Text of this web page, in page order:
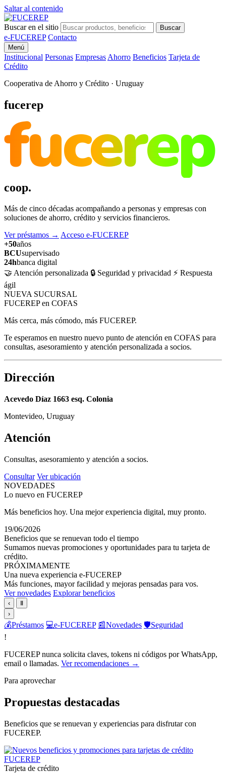
Saltar al contenido
Buscar en el sitio Buscar
e-FUCEREP Contacto
Menú
Institucional Personas Empresas Ahorro Beneficios Tarjeta de
Crédito
Cooperativa de Ahorro y Crédito · Uruguay
fucerep
fucerep
coop.
Más de cinco décadas acompañando a personas y empresas con
soluciones de ahorro, crédito y servicios financieros.
Ver préstamos → Acceso e-FUCEREP
+50años
BCUsupervisado
24hbanca digital
🤝 Atención personalizada 🔒 Seguridad y privacidad ⚡ Respuesta
ágil
NUEVA SUCURSAL
FUCEREP en COFAS
Más cerca, más cómodo, más FUCEREP.
Te esperamos en nuestro nuevo punto de atención en COFAS para
consultas, asesoramiento y atención personalizada a socios.
Dirección
Acevedo Díaz 1663 esq. Colonia
Montevideo, Uruguay
Atención
Consultas, asesoramiento y atención a socios.
Consultar Ver ubicación
NOVEDADES
Lo nuevo en FUCEREP
Más beneficios hoy. Una mejor experiencia digital, muy pronto.
19/06/2026
Beneficios que se renuevan todo el tiempo
Sumamos nuevas promociones y oportunidades para tu tarjeta de
crédito.
PRÓXIMAMENTE
Una nueva experiencia e-FUCEREP
Más funciones, mayor facilidad y mejoras pensadas para vos.
Ver novedades Explorar beneficios
‹
Ⅱ
›
💰Préstamos 💻e-FUCEREP 📰Novedades 🛡️Seguridad
!
FUCEREP nunca solicita claves, tokens ni códigos por WhatsApp,
email o llamadas. Ver recomendaciones →
Para aprovechar
Propuestas destacadas
Beneficios que se renuevan y experiencias para disfrutar con
FUCEREP.
Tarjeta de crédito